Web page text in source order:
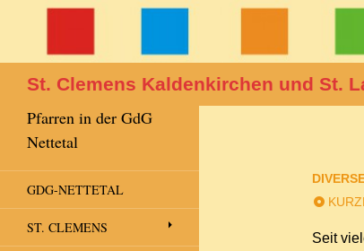
St. Clemens Kaldenkirchen und St.
Seit
Pfarren in der GdG
Nettetal
GDG-NETTETAL
ST. CLEMENS